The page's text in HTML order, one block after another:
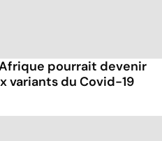
pourrait devenir
variants du Covid-19